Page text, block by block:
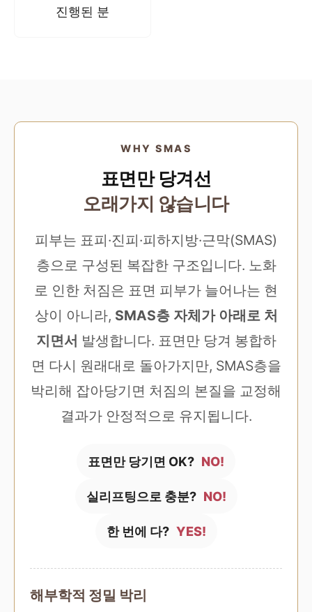
진행된 분
WHY SMAS
표면만 당겨선
오래가지 않습니다
피부는 표피·진피·피하지방·근막(SMAS)
층으로 구성된 복잡한 구조입니다. 노화
로 인한 처짐은 표면 피부가 늘어나는 현
상이 아니라, SMAS층 자체가 아래로 처
지면서 발생합니다. 표면만 당겨 봉합하
면 다시 원래대로 돌아가지만, SMAS층을
박리해 잡아당기면 처짐의 본질을 교정해
결과가 안정적으로 유지됩니다.
표면만 당기면 OK? NO!
실리프팅으로 충분? NO!
한 번에 다? YES!
해부학적 정밀 박리